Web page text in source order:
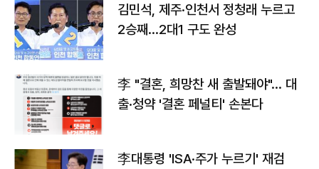
김민석, 제주·인천서 정청래 누르고
2승째…2대1 구도 완성
李 "결혼, 희망찬 새 출발돼야"… 대
출·청약 '결혼 페널티' 손본다
李대통령 'ISA·주가 누르기' 재검